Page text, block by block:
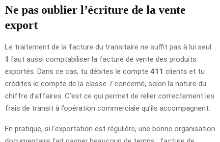
Ne pas oublier l’écriture de la vente
export
Le traitement de la facture du transitaire ne suffit pas à lui seul.
Il faut aussi comptabiliser la facture de vente des produits
exportés. Dans ce cas, tu débites le compte 411 clients et tu
crédites le compte de la classe 7 concerné, selon la nature du
chiffre d’affaires. C’est ce qui permet de relier correctement les
frais de transit à l’opération commerciale qu’ils accompagnent.
En pratique, si l’exportation est régulière, une bonne organisation